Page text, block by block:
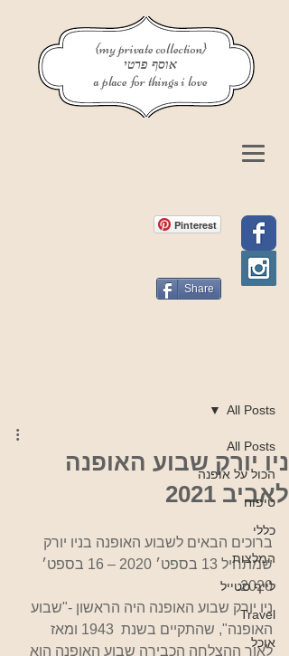
{my private collection}
אוסף פרטי
a place for things i love
Pinterest
Share
All Posts
הכול על אופנה
טיפוח
כללי
המלצות
לייף סטייל
Travel
אוכל
All Posts
ניו יורק שבוע האופנה
לאביב 2021
ברוכים הבאים לשבוע האופנה בניו יורק
שמתחיל 13 בספט׳ 2020 – 16 בספט׳
2020.
ניו יורק שבוע האופנה היה הראשון -"שבוע
האופנה", שהתקיים בשנת  1943 ומאז
לאור ההצלחה הכבירה שבוע האופנה הוא